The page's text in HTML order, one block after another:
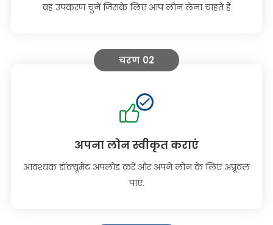
वह उपकरण चुनें जिसके लिए आप लोन लेना चाहते हैं
चरण 02
अपना लोन स्वीकृत कराएं
आवश्यक डॉक्यूमेंट अपलोड करें और अपने लोन के लिए अप्रूवल
पाएं.